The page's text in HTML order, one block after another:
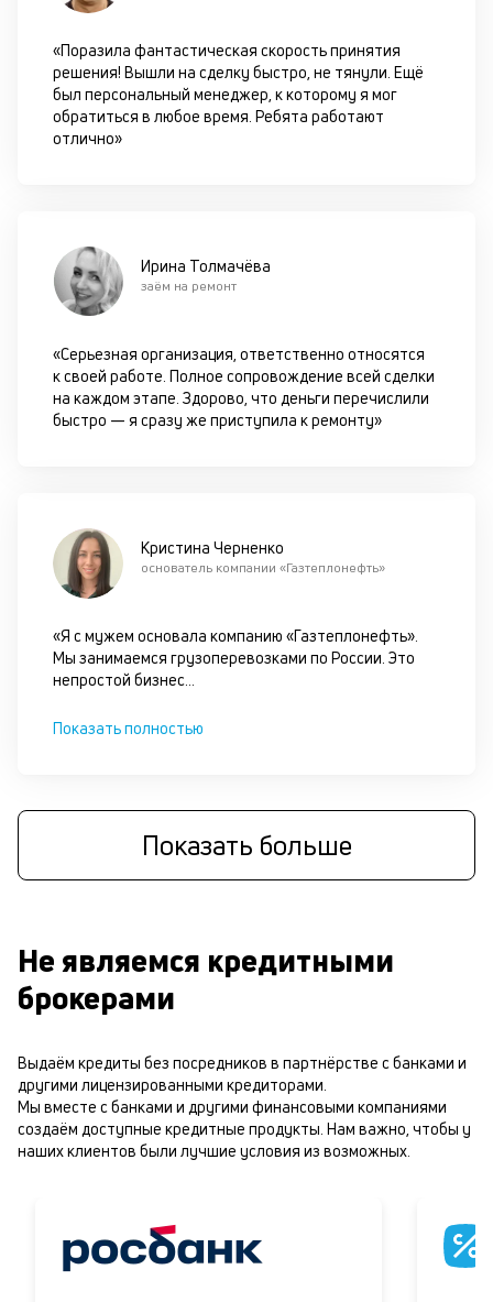
«Поразила фантастическая скорость принятия
решения! Вышли на сделку быстро, не тянули. Ещё
был персональный менеджер, к которому я мог
обратиться в любое время. Ребята работают
отлично»
Ирина Толмачёва
заём на ремонт
«Серьезная организация, ответственно относятся
к своей работе. Полное сопровождение всей сделки
на каждом этапе. Здорово, что деньги перечислили
быстро — я сразу же приступила к ремонту»
Кристина Черненко
основатель компании «Газтеплонефть»
«Я с мужем основала компанию «Газтеплонефть».
Мы занимаемся грузоперевозками по России. Это
непростой бизнес...
Показать полностью
Показать больше
Не являемся кредитными
брокерами
Выдаём кредиты без посредников в партнёрстве с банками и
другими лицензированными кредиторами.
Мы вместе с банками и другими финансовыми компаниями
создаём доступные кредитные продукты. Нам важно, чтобы у
наших клиентов были лучшие условия из возможных.